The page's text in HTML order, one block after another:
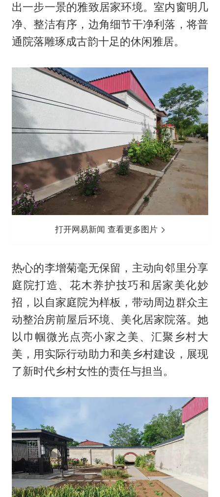
出一步一景的雅致居家环境。室内窗明几
净、整洁有序，边角细节干净利落，将普
通院落雕琢成古韵十足的休闲雅居。
打开网易新闻 查看更多图片
热心的李增菊毫无保留，主动向邻里分享
庭院打造、花木养护技巧和居家美化妙
招，以自家庭院为样板，带动周边群众主
动整治房前屋后环境、美化居家院落。她
以巾帼微光点亮小家之美、汇聚乡村大
美，用实际行动助力和美乡村建设，展现
了新时代乡村女性的责任与担当。